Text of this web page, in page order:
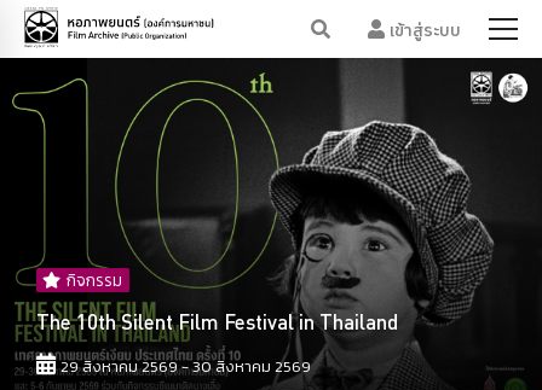
เข้าสู่ระบบ
กิจกรรม
The 10th Silent Film Festival in Thailand
29 สิงหาคม 2569 - 30 สิงหาคม 2569